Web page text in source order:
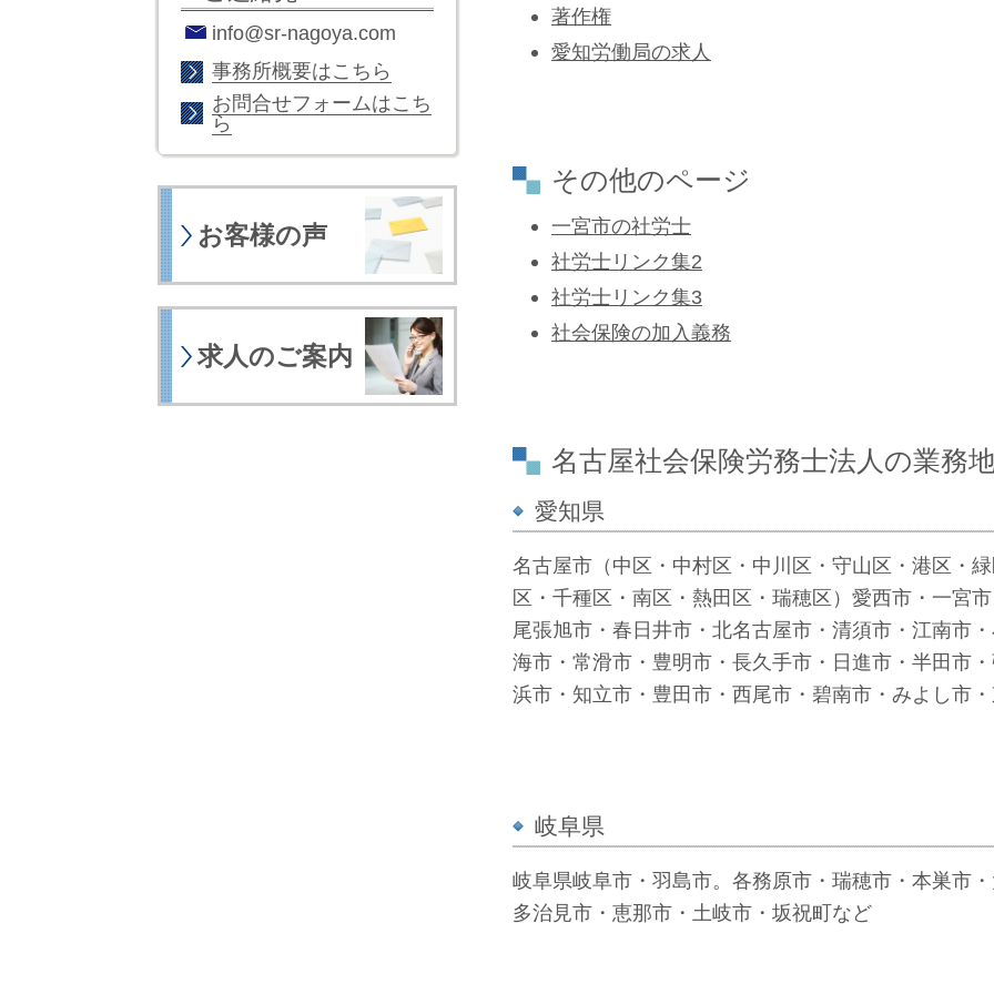
著作権
愛知労働局の求人
その他のページ
一宮市の社労士
社労士リンク集2
社労士リンク集3
社会保険の加入義務
名古屋社会保険労務士法人の業務
愛知県
名古屋市（中区・中村区・中川区・守山区・港区・
区・千種区・南区・熱田区・瑞穂区）愛西市・一宮
尾張旭市・春日井市・北名古屋市・清須市・江南市
海市・常滑市・豊明市・長久手市・日進市・半田市
浜市・知立市・豊田市・西尾市・碧南市・みよし市
岐阜県
岐阜県岐阜市・羽島市。各務原市・瑞穂市・本巣市
多治見市・恵那市・土岐市・坂祝町など
info@sr-nagoya.com
事務所概要はこちら
お問合せフォームはこち
ら
お客様の声
求人のご案内